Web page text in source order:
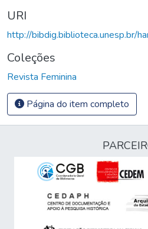
URI
http://bibdig.biblioteca.unesp.br/
Coleções
Revista Feminina
Página do item completo